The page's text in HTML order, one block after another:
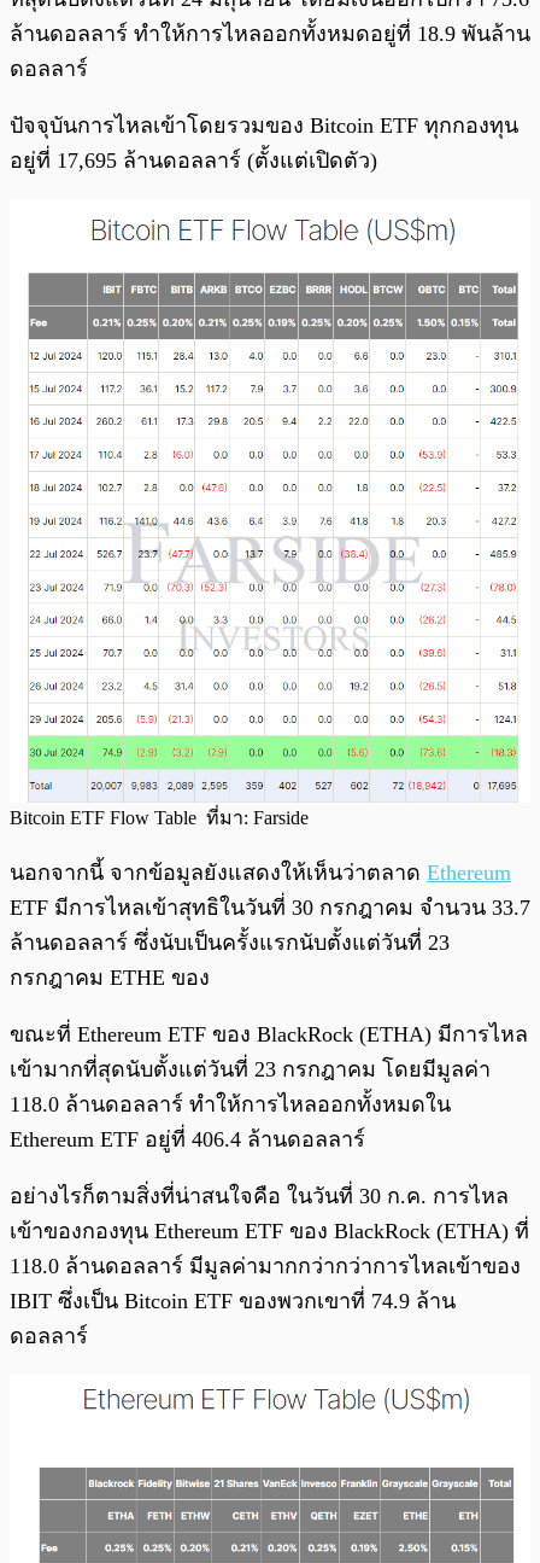
ล้านดอลลาร์ ทำให้การไหลออกทั้งหมดอยู่ที่ 18.9 พันล้าน
ดอลลาร์
ปัจจุบันการไหลเข้าโดยรวมของ Bitcoin ETF ทุกกองทุน
อยู่ที่ 17,695 ล้านดอลลาร์ (ตั้งแต่เปิดตัว)
Bitcoin ETF Flow Table ที่มา: Farside
นอกจากนี้ จากข้อมูลยังแสดงให้เห็นว่าตลาด Ethereum
ETF มีการไหลเข้าสุทธิในวันที่ 30 กรกฎาคม จำนวน 33.7
ล้านดอลลาร์ ซึ่งนับเป็นครั้งแรกนับตั้งแต่วันที่ 23
กรกฎาคม ETHE ของ
ขณะที่ Ethereum ETF ของ BlackRock (ETHA) มีการไหล
เข้ามากที่สุดนับตั้งแต่วันที่ 23 กรกฎาคม โดยมีมูลค่า
118.0 ล้านดอลลาร์ ทำให้การไหลออกทั้งหมดใน
Ethereum ETF อยู่ที่ 406.4 ล้านดอลลาร์
อย่างไรก็ตามสิ่งที่น่าสนใจคือ ในวันที่ 30 ก.ค. การไหล
เข้าของกองทุน Ethereum ETF ของ BlackRock (ETHA) ที่
118.0 ล้านดอลลาร์ มีมูลค่ามากกว่ากว่าการไหลเข้าของ
IBIT ซึ่งเป็น Bitcoin ETF ของพวกเขาที่ 74.9 ล้าน
ดอลลาร์